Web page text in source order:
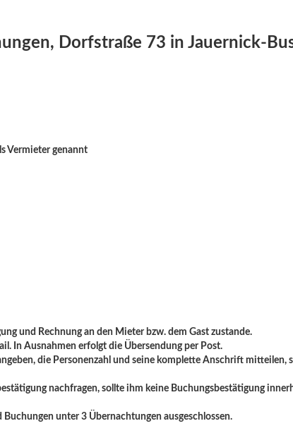
Dorfstraße 73 in Jauernick-
Vermieter genannt
und Rechnung an den Mieter bzw. dem Gast zustande.
In Ausnahmen erfolgt die Übersendung per Post.
die Personenzahl und seine komplette Anschrift mitteilen,
nachfragen, sollte ihm keine Buchungsbestätigung
unter 3 Übernachtungen ausgeschlossen.